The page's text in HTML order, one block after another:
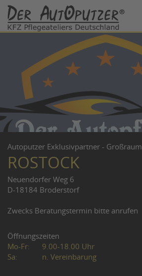
Autoputzer Exklusivpartner - Großraum
ROSTOCK
Neuendorfer Weg 6
D-18184 Broderstorf
Zwecks Beratungstermin bitte anrufen
Öffnungszeiten
Mo-Fr:
9.00-18.00 Uhr
Sa:
n. Vereinbarung